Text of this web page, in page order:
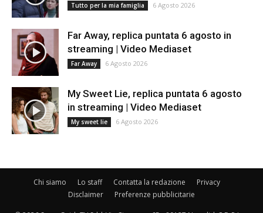
Tutto per la mia famiglia 6 Agosto 2026
Far Away, replica puntata 6 agosto in
streaming | Video Mediaset
Far Away 6 Agosto 2026
My Sweet Lie, replica puntata 6 agosto
in streaming | Video Mediaset
My sweet lie 6 Agosto 2026
Chi siamo Lo staff Contatta la redazione
Privacy
Disclaimer
Preferenze pubblicitarie